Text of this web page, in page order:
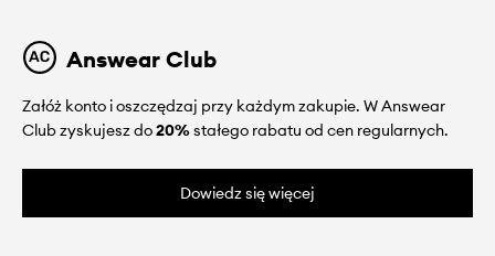
Answear Club
Załóż konto i oszczędzaj przy każdym zakupie. W Answear
Club zyskujesz do20%stałego rabatu od cen regularnych.
Dowiedz się więcej